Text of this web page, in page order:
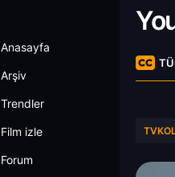
Anasayfa
Arşiv
Trendler
Film izle
Forum